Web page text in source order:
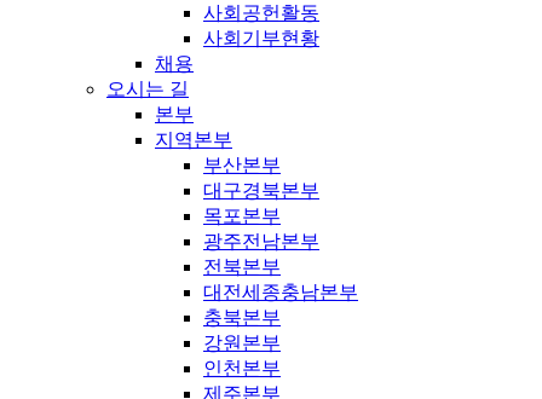
사회공헌활동
사회기부현황
채용
오시는 길
본부
지역본부
부산본부
대구경북본부
목포본부
광주전남본부
전북본부
대전세종충남본부
충북본부
강원본부
인천본부
제주본부